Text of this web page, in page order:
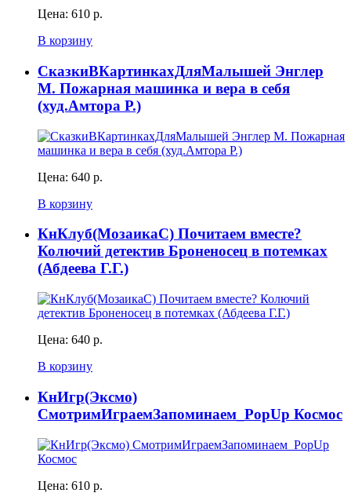
Цена: 610 р.
В корзину
СказкиВКартинкахДляМалышей Энглер
М. Пожарная машинка и вера в себя
(худ.Амтора Р.)
Цена: 640 р.
В корзину
КнКлуб(МозаикаС) Почитаем вместе?
Колючий детектив Броненосец в потемках
(Абдеева Г.Г.)
Цена: 640 р.
В корзину
КнИгр(Эксмо)
СмотримИграемЗапоминаем_PopUp Космос
Цена: 610 р.